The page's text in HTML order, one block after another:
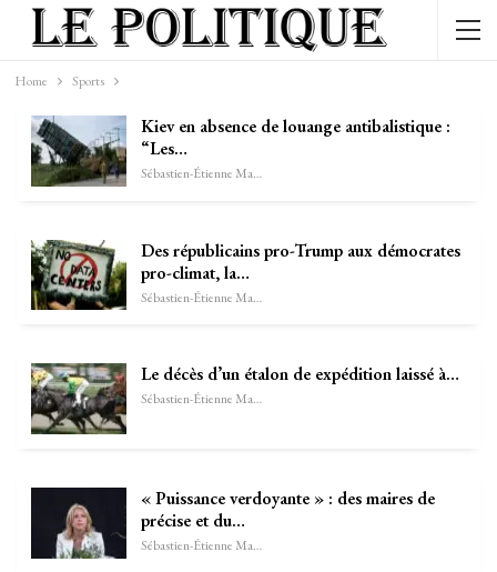
Home Sports
Kiev en absence de louange antibalistique :
“Les…
Sébastien-Étienne Marechal
Des républicains pro-Trump aux démocrates
pro-climat, la…
Sébastien-Étienne Marechal
Le décès d’un étalon de expédition laissé à…
Sébastien-Étienne Marechal
« Puissance verdoyante » : des maires de
précise et du…
Sébastien-Étienne Marechal